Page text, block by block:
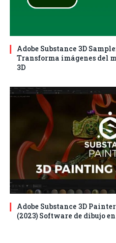
Adobe Substance 3D
Transforma imágenes del
3D
Adobe Substance 3D
(2023) Software de dibujo en